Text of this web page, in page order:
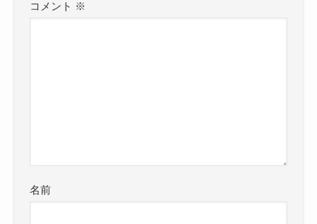
コメント ※
名前